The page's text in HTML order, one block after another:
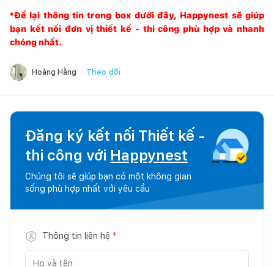
*Để lại thông tin trong box dưới đây, Happynest sẽ giúp
bạn kết nối đơn vị thiết kế - thi công phù hợp và nhanh
chóng nhất.
Hoàng Hằng Theo dõi
Đăng ký kết nối Thiết kế -
thi công với Happynest
Chúng tôi sẽ giúp bạn có một không gian
sống phù hợp nhất với yêu cầu
Thông tin liên hệ *